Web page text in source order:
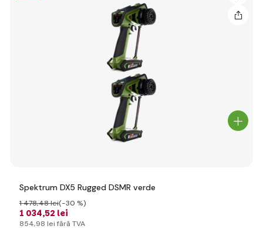
Spektrum DX5 Rugged DSMR verde
1 034,52 lei
1 478,48 lei(-30 %)
854,98 lei fără TVA